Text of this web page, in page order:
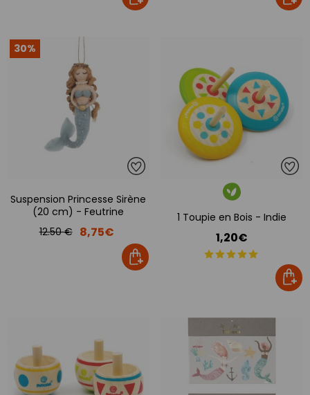
30%
Suspension Princesse Sirène
(20 cm) - Feutrine
12.50 € 8,75€
1 Toupie en Bois - Indie
1,20€